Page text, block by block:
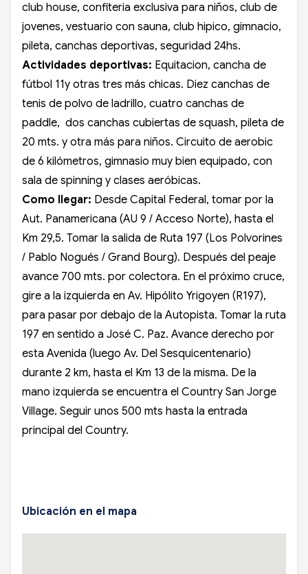
club house, confiteria exclusiva para niños, club de
jovenes, vestuario con sauna, club hipico, gimnacio,
pileta, canchas deportivas, seguridad 24hs.
Actividades deportivas: Equitacion, cancha de
fútbol 11y otras tres más chicas. Diez canchas de
tenis de polvo de ladrillo, cuatro canchas de
paddle, dos canchas cubiertas de squash, pileta de
20 mts. y otra más para niños. Circuito de aerobic
de 6 kilómetros, gimnasio muy bien equipado, con
sala de spinning y clases aeróbicas.
Como llegar: Desde Capital Federal, tomar por la
Aut. Panamericana (AU 9 / Acceso Norte), hasta el
Km 29,5. Tomar la salida de Ruta 197 (Los Polvorines
/ Pablo Nogués / Grand Bourg). Después del peaje
avance 700 mts. por colectora. En el próximo cruce,
gire a la izquierda en Av. Hipólito Yrigoyen (R197),
para pasar por debajo de la Autopista. Tomar la ruta
197 en sentido a José C. Paz. Avance derecho por
esta Avenida (luego Av. Del Sesquicentenario)
durante 2 km, hasta el Km 13 de la misma. De la
mano izquierda se encuentra el Country San Jorge
Village. Seguir unos 500 mts hasta la entrada
principal del Country.
Ubicación en el mapa